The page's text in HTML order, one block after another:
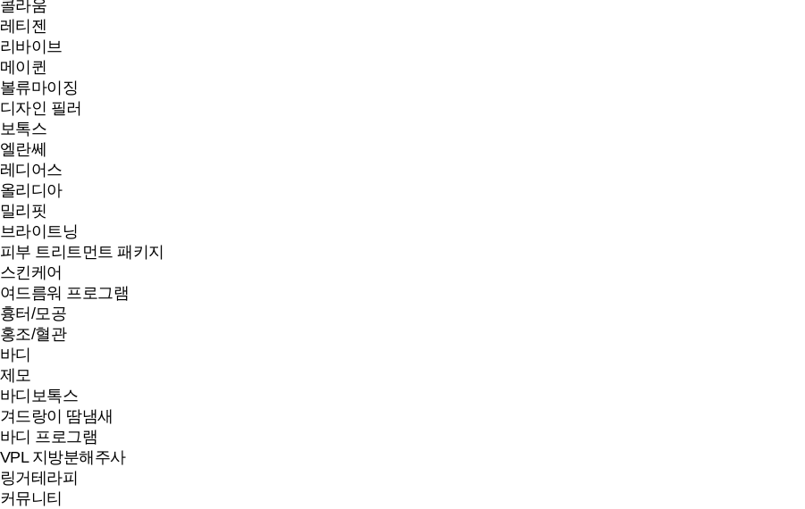
콜라움
레티젠
리바이브
메이퀸
볼류마이징
디자인 필러
보톡스
엘란쎄
레디어스
올리디아
밀리핏
브라이트닝
피부 트리트먼트 패키지
스킨케어
여드름워 프로그램
흉터/모공
홍조/혈관
바디
제모
바디보톡스
겨드랑이 땀냄새
바디 프로그램
VPL 지방분해주사
링거테라피
커뮤니티